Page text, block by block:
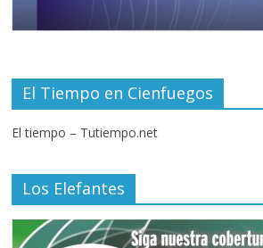
El Tiempo en Cienfuegos
El tiempo – Tutiempo.net
Los Elefantes